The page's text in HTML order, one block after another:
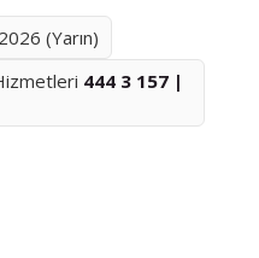
(Yarın)
444 3 157 |